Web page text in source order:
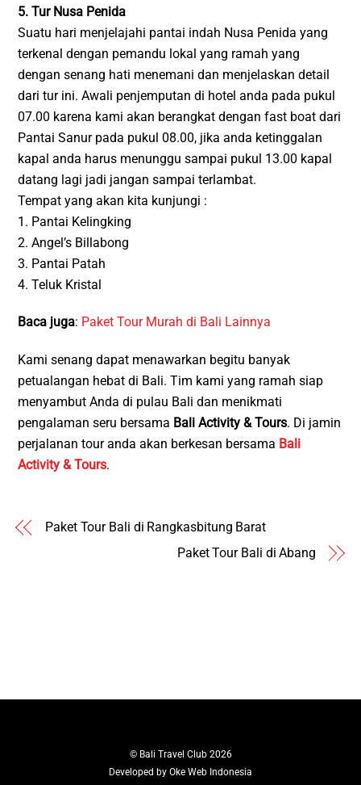
5. Tur Nusa Penida
Suatu hari menjelajahi pantai indah Nusa Penida yang
terkenal dengan pemandu lokal yang ramah yang
dengan senang hati menemani dan menjelaskan detail
dari tur ini. Awali penjemputan di hotel anda pada pukul
07.00 karena kami akan berangkat dengan fast boat dari
Pantai Sanur pada pukul 08.00, jika anda ketinggalan
kapal anda harus menunggu sampai pukul 13.00 kapal
datang lagi jadi jangan sampai terlambat.
Tempat yang akan kita kunjungi :
1. Pantai Kelingking
2. Angel’s Billabong
3. Pantai Patah
4. Teluk Kristal
Baca juga: Paket Tour Murah di Bali Lainnya
Kami senang dapat menawarkan begitu banyak
petualangan hebat di Bali. Tim kami yang ramah siap
menyambut Anda di pulau Bali dan menikmati
pengalaman seru bersama Bali Activity & Tours. Di jamin
perjalanan tour anda akan berkesan bersama Bali
Activity & Tours.
Paket Tour Bali di Rangkasbitung Barat
Paket Tour Bali di Abang
© Bali Travel Club2026
Developed by Oke Web Indonesia